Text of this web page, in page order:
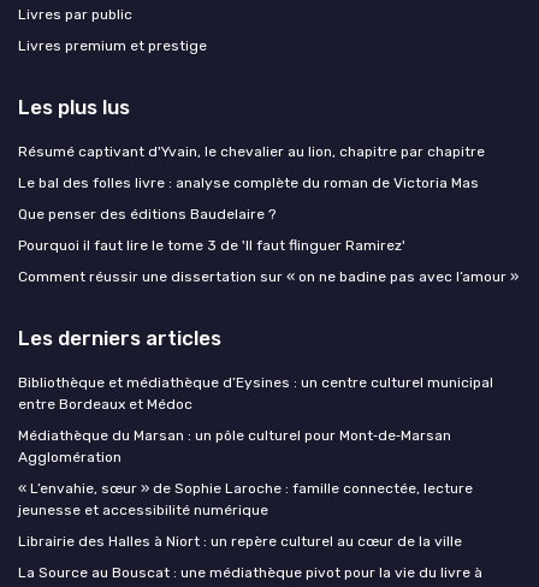
Livres par public
Livres premium et prestige
Les plus lus
Résumé captivant d'Yvain, le chevalier au lion, chapitre par chapitre
Le bal des folles livre : analyse complète du roman de Victoria Mas
Que penser des éditions Baudelaire ?
Pourquoi il faut lire le tome 3 de 'Il faut flinguer Ramirez'
Comment réussir une dissertation sur « on ne badine pas avec l’amour »
Les derniers articles
Bibliothèque et médiathèque d’Eysines : un centre culturel municipal
entre Bordeaux et Médoc
Médiathèque du Marsan : un pôle culturel pour Mont‑de‑Marsan
Agglomération
« L’envahie, sœur » de Sophie Laroche : famille connectée, lecture
jeunesse et accessibilité numérique
Librairie des Halles à Niort : un repère culturel au cœur de la ville
La Source au Bouscat : une médiathèque pivot pour la vie du livre à